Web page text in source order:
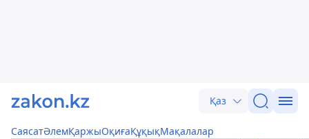
Қаз
СаясатӘлемҚаржыОқиғаҚұқықМақалалар